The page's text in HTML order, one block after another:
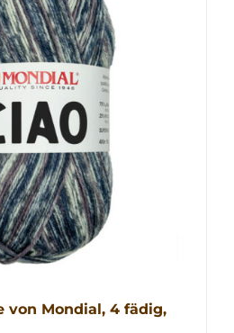
von Mondial, 4 fädig,